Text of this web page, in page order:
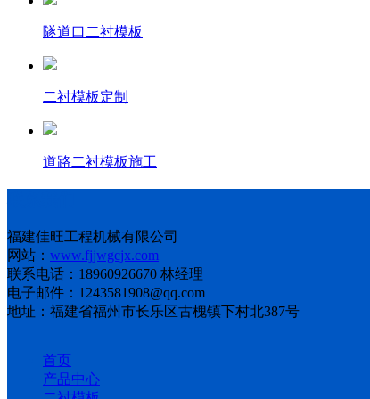
隧道口二衬模板
二衬模板定制
道路二衬模板施工
福建佳旺工程机械有限公司
网站： www.fjjwgcjx.com
联系电话：18960926670 林经理
电子邮件：1243581908@qq.com
地址：福建省福州市长乐区古槐镇下村北387号
首页
产品中心